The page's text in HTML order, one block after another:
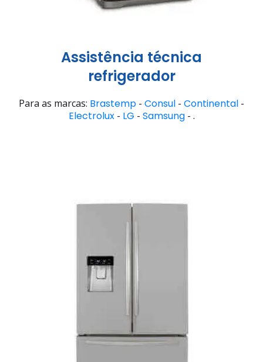
Assistência técnica
refrigerador
Para as marcas: Brastemp - Consul - Continental -
Electrolux- LG - Samsung- .